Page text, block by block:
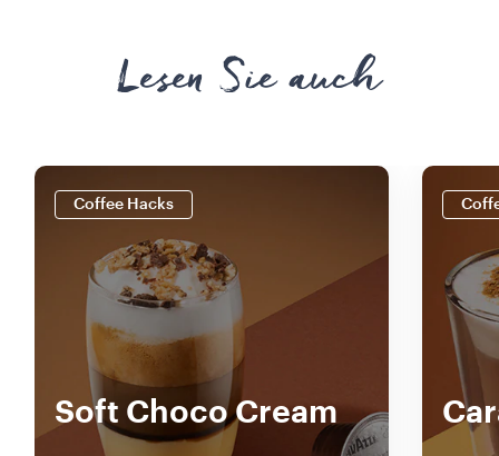
Lesen Sie auch
Coffee Hacks
Soft Choco Cream